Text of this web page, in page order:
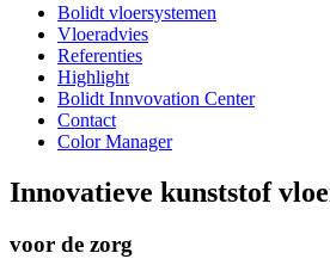
Bolidt vloersystemen
Vloeradvies
Referenties
Highlight
Bolidt Innvovation Center
Contact
Color Manager
Innovatieve kunststof
voor de zorg